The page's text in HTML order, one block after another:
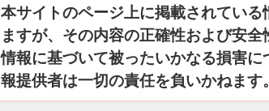
本サイトのページ上に掲載されてい
ますが、その内容の正確性および安
情報に基づいて被ったいかなる損害
報提供者は一切の責任を負いかねます。